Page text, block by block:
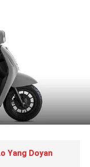
Yang Doyan